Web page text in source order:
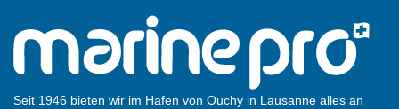
Seit 1946 bieten wir im Hafen von Ouchy in Lausanne alles an